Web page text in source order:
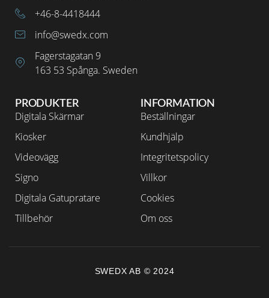
INFORMATION
Beställningar
Kundhjälp
Integritetspolicy
Villkor
Cookies
Om oss
PRODUKTER
Digitala Skärmar
Kiosker
Videovägg
Signo
Digitala Gatupratare
Tillbehör
+46-8-4418444
info@swedx.com
Fagerstagatan 9
163 53 Spånga. Sweden
SWEDX AB © 2024